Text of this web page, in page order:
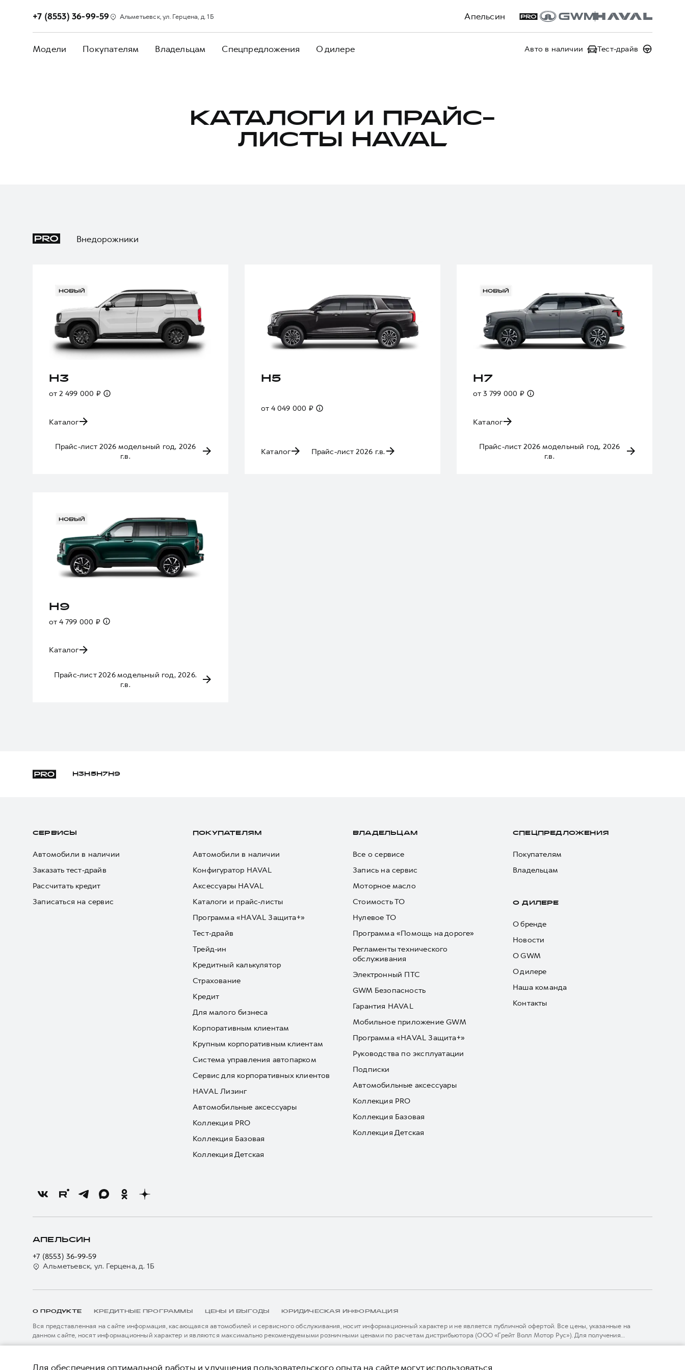
Апельсин
+7 (8553) 36-99-59 Альметьевск, ул. Герцена, д. 1Б
Модели Покупателям Владельцам Спецпредложения О дилере Авто в наличии Тест-драйв
КАТАЛОГИ И ПРАЙС-
ЛИСТЫ HAVAL
Внедорожники
H3
от 2 499 000 ₽
Каталог
Прайс-лист 2026 модельный год, 2026
г.в.
H5
от 4 049 000 ₽
Каталог Прайс-лист 2026 г.в.
H7
от 3 799 000 ₽
Каталог
Прайс-лист 2026 модельный год, 2026
г.в.
H9
от 4 799 000 ₽
Каталог
Прайс-лист 2026 модельный год, 2026.
г.в.
H3 H5H7 H9
СЕРВИСЫ
Автомобили в наличии
Заказать тест-драйв
Рассчитать кредит
Записаться на сервис
ПОКУПАТЕЛЯМ
Автомобили в наличии
Конфигуратор HAVAL
Аксессуары HAVAL
Каталоги и прайс-листы
Программа «HAVAL Защита+»
Тест-драйв
Трейд-ин
Кредитный калькулятор
Страхование
Кредит
Для малого бизнеса
Корпоративным клиентам
Крупным корпоративным клиентам
Система управления автопарком
Сервис для корпоративных клиентов
HAVAL Лизинг
Автомобильные аксессуары
Коллекция PRO
Коллекция Базовая
Коллекция Детская
ВЛАДЕЛЬЦАМ
Все о сервисе
Запись на сервис
Моторное масло
Стоимость ТО
Нулевое ТО
Программа «Помощь на дороге»
Регламенты технического
обслуживания
Электронный ПТС
GWM Безопасность
Гарантия HAVAL
Мобильное приложение GWM
Программа «HAVAL Защита+»
Руководства по эксплуатации
Подписки
Автомобильные аксессуары
Коллекция PRO
Коллекция Базовая
Коллекция Детская
СПЕЦПРЕДЛОЖЕНИЯ
Покупателям
Владельцам
О ДИЛЕРЕ
О бренде
Новости
О GWM
О дилере
Наша команда
Контакты
АПЕЛЬСИН
+7 (8553) 36-99-59
Альметьевск, ул. Герцена, д. 1Б
О ПРОДУКТЕ КРЕДИТНЫЕ ПРОГРАММЫ ЦЕНЫ И ВЫГОДЫ ЮРИДИЧЕСКАЯ ИНФОРМАЦИЯ
Вся представленная на сайте информация, касающаяся автомобилей и сервисного обслуживания, носит информационный характер и не является публичной офертой. Все цены, указанные на
данном сайте, носят информационный характер и являются максимально рекомендуемыми розничными ценами по расчетам дистрибьютора (ООО «Грейт Волл Мотор Рус»). Для получения
подробной информации просьба обращаться к ближайшему официальному дилеру ООО «Грейт Волл Мотор Рус» либо по телефону Горячей линии 8 (800) 511-59-86, либо на сайте. Опубликованная на
Для обеспечения оптимальной работы и улучшения пользовательского опыта на сайте могут использоваться